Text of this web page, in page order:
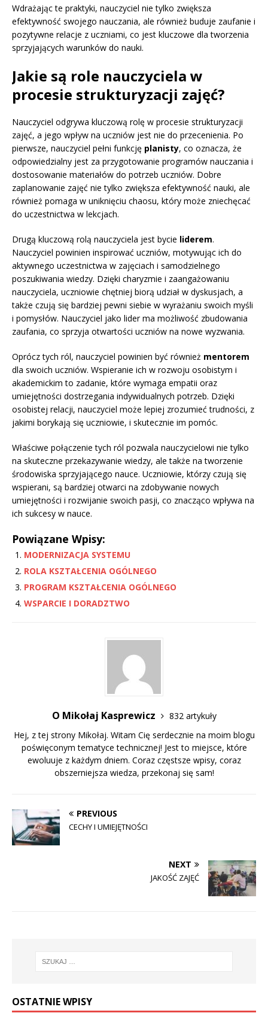
Wdrażając te praktyki, nauczyciel nie tylko zwiększa
efektywność swojego nauczania, ale również buduje zaufanie i
pozytywne relacje z uczniami, co jest kluczowe dla tworzenia
sprzyjających warunków do nauki.
Jakie są role nauczyciela w
procesie strukturyzacji zajęć?
Nauczyciel odgrywa kluczową rolę w procesie strukturyzacji
zajęć, a jego wpływ na uczniów jest nie do przecenienia. Po
pierwsze, nauczyciel pełni funkcję planisty, co oznacza, że
odpowiedzialny jest za przygotowanie programów nauczania i
dostosowanie materiałów do potrzeb uczniów. Dobre
zaplanowanie zajęć nie tylko zwiększa efektywność nauki, ale
również pomaga w uniknięciu chaosu, który może zniechęcać
do uczestnictwa w lekcjach.
Drugą kluczową rolą nauczyciela jest bycie liderem.
Nauczyciel powinien inspirować uczniów, motywując ich do
aktywnego uczestnictwa w zajęciach i samodzielnego
poszukiwania wiedzy. Dzięki charyzmie i zaangażowaniu
nauczyciela, uczniowie chętniej biorą udział w dyskusjach, a
także czują się bardziej pewni siebie w wyrażaniu swoich myśli
i pomysłów. Nauczyciel jako lider ma możliwość zbudowania
zaufania, co sprzyja otwartości uczniów na nowe wyzwania.
Oprócz tych ról, nauczyciel powinien być również mentorem
dla swoich uczniów. Wspieranie ich w rozwoju osobistym i
akademickim to zadanie, które wymaga empatii oraz
umiejętności dostrzegania indywidualnych potrzeb. Dzięki
osobistej relacji, nauczyciel może lepiej zrozumieć trudności, z
jakimi borykają się uczniowie, i skutecznie im pomóc.
Właściwe połączenie tych ról pozwala nauczycielowi nie tylko
na skuteczne przekazywanie wiedzy, ale także na tworzenie
środowiska sprzyjającego nauce. Uczniowie, którzy czują się
wspierani, są bardziej otwarci na zdobywanie nowych
umiejętności i rozwijanie swoich pasji, co znacząco wpływa na
ich sukcesy w nauce.
Powiązane Wpisy:
MODERNIZACJA SYSTEMU
ROLA KSZTAŁCENIA OGÓLNEGO
PROGRAM KSZTAŁCENIA OGÓLNEGO
WSPARCIE I DORADZTWO
O Mikołaj Kasprewicz
832 artykuły
Hej, z tej strony Mikołaj. Witam Cię serdecznie na moim blogu
poświęconym tematyce technicznej! Jest to miejsce, które
ewoluuje z każdym dniem. Coraz częstsze wpisy, coraz
obszerniejsza wiedza, przekonaj się sam!
PREVIOUS
CECHY I UMIEJĘTNOŚCI
NEXT
JAKOŚĆ ZAJĘĆ
OSTATNIE WPISY